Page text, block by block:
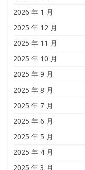
2026 年 1 月
2025 年 12 月
2025 年 11 月
2025 年 10 月
2025 年 9 月
2025 年 8 月
2025 年 7 月
2025 年 6 月
2025 年 5 月
2025 年 4 月
2025 年 3 月